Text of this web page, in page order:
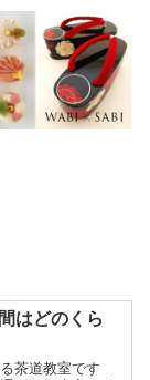
はどのくら
茶道教室です